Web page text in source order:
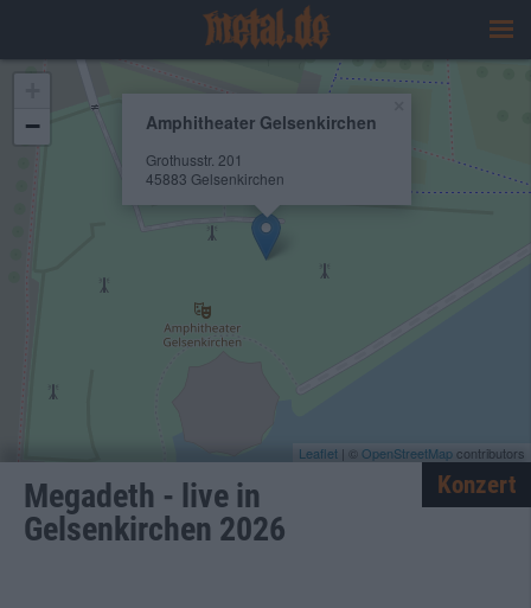
Amphitheater Gelsenkirchen
Grothusstr. 201
45883 Gelsenkirchen
−
Leaflet | ©OpenStreetMapcontributors
Megadeth - live in
Gelsenkirchen 2026
Konzert